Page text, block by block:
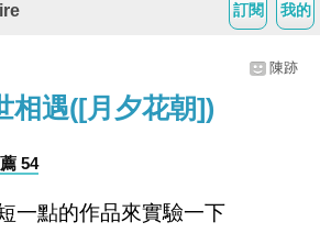
我的
訂閱
陳跡
相遇([月夕花朝])
54
一點的作品來實驗一下